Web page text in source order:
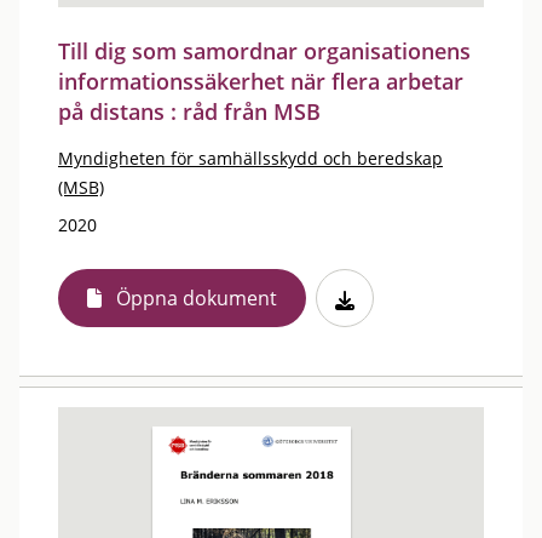
Till dig som samordnar organisationens
informationssäkerhet när flera arbetar
på distans : råd från MSB
Myndigheten för samhällsskydd och beredskap
(MSB)
2020
Öppna dokument